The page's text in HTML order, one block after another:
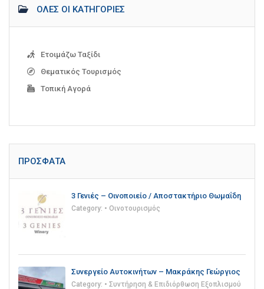
ΌΛΕΣ ΟΙ ΚΑΤΗΓΟΡΊΕΣ
Ετοιμάζω Ταξίδι
Θεματικός Τουρισμός
Τοπική Αγορά
ΠΡΌΣΦΑΤΑ
3 Γενιές – Οινοποιείο / Αποστακτήριο Θωμαΐδη
Category: • Οινοτουρισμός
Συνεργείο Αυτοκινήτων – Μακράκης Γεώργιος
Category: • Συντήρηση & Επιδιόρθωση Εξοπλισμού